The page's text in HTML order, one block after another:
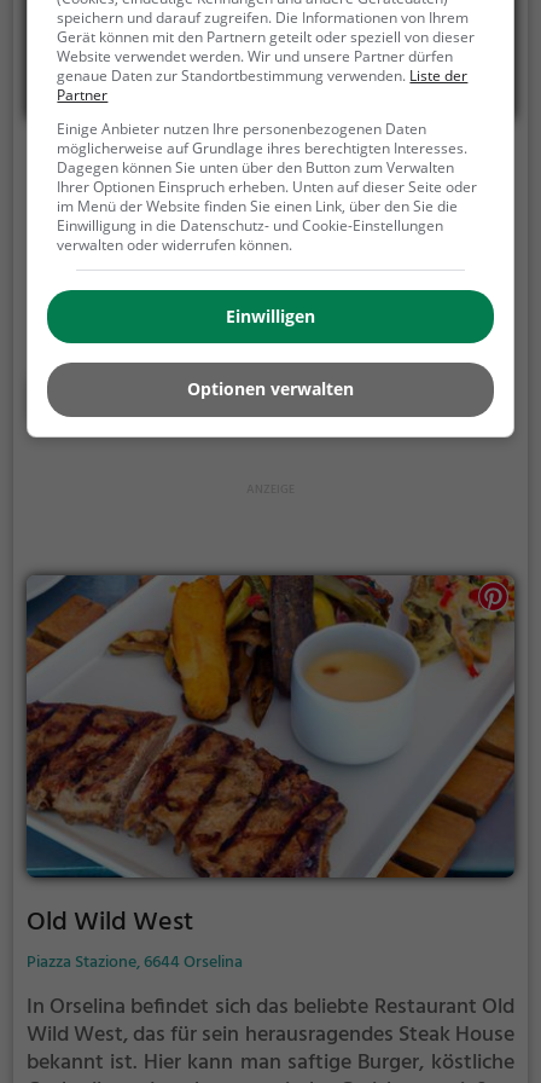
Sensi
Viale Verbano 9, 6600 Locarno
In Locarno findet man das Restaurant Sensi, das mit
seinem vielfältigen Angebot an italienischen,
europäischen und mediterranen Speisen sowie
köstlichen Pizzen lockt. Hier genießt man nicht nur
Fleischgerichte, sondern auch eine breite Auswahl
an vegetarischen und veganen Optionen. Das
gemütliche Ambiente lädt zum Verweilen ein und
die Auswahl an Cocktails und anderen Getränken
abwechslungsreiche Welt der Aromen und entdecke
die kulinarischen Schätze, die das Restaurant zu
bieten hat.
Mehr erfahren
Old Wild West
Piazza Stazione, 6644 Orselina
In Orselina befindet sich das beliebte Restaurant Old
Wild West, das für sein herausragendes Steak House
bekannt ist. Hier kann man saftige Burger, köstliche
speichern und darauf zugreifen. Die Informationen von Ihrem
Gerät können mit den Partnern geteilt oder speziell von dieser
Website verwendet werden. Wir und unsere Partner dürfen
genaue Daten zur Standortbestimmung verwenden. Liste der
Partner
Einige Anbieter nutzen Ihre personenbezogenen Daten
möglicherweise auf Grundlage ihres berechtigten Interesses.
Dagegen können Sie unten über den Button zum Verwalten
Ihrer Optionen Einspruch erheben. Unten auf dieser Seite oder
im Menü der Website finden Sie einen Link, über den Sie die
Einwilligung in die Datenschutz- und Cookie-Einstellungen
verwalten oder widerrufen können.
Einwilligen
Optionen verwalten